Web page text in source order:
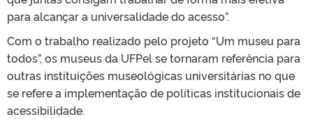
para alcançar a universalidade do acesso”.
Com o trabalho realizado pelo projeto “Um museu para
todos”, os museus da UFPel se tornaram referência para
outras instituições museológicas universitárias no que
se refere a implementação de políticas institucionais de
acessibilidade.